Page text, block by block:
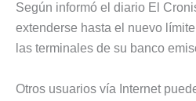
Según informó el diario El
extenderse hasta el nuevo
las terminales de su banco
Otros usuarios vía Internet